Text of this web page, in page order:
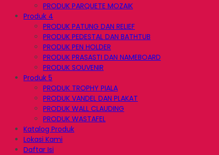
PRODUK PARQUETE MOZAIK
Produk 4
PRODUK PATUNG DAN RELIEF
PRODUK PEDESTAL DAN BATHTUB
PRODUK PEN HOLDER
PRODUK PRASASTI DAN NAMEBOARD
PRODUK SOUVENIR
Produk 5
PRODUK TROPHY PIALA
PRODUK VANDEL DAN PLAKAT
PRODUK WALL CLAUDING
PRODUK WASTAFEL
Katalog Produk
Lokasi Kami
Daftar Isi